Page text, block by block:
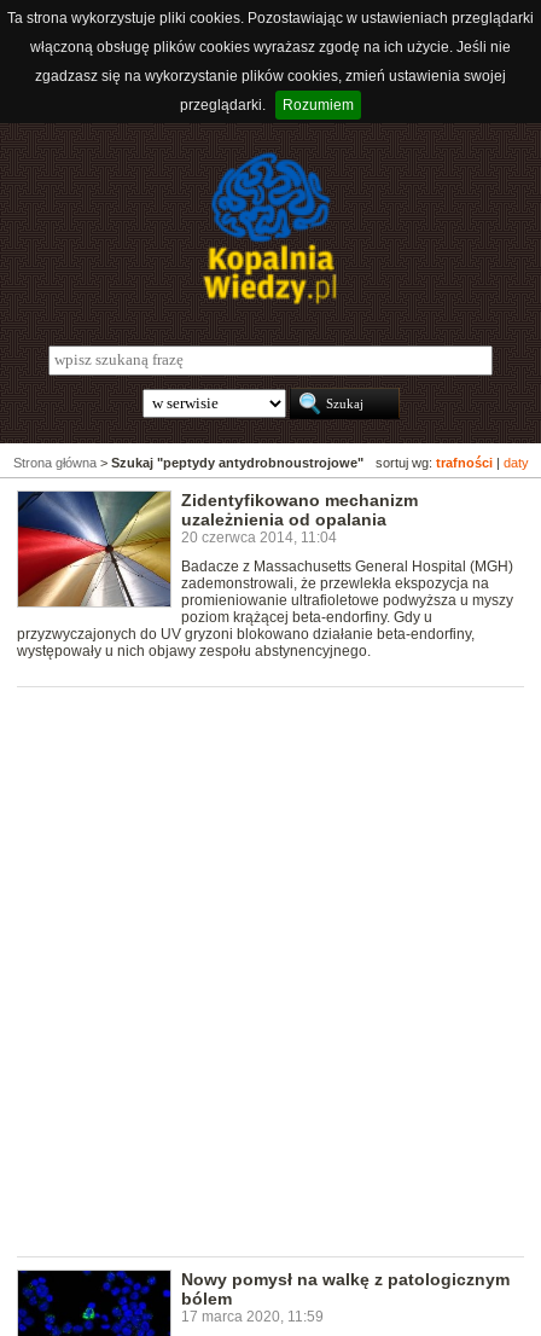
Ta strona wykorzystuje pliki cookies. Pozostawiając w ustawieniach przeglądarki
włączoną obsługę plików cookies wyrażasz zgodę na ich użycie. Jeśli nie
zgadzasz się na wykorzystanie plików cookies, zmień ustawienia swojej
przeglądarki.
Rozumiem
sortuj wg: trafności daty
Strona główna > Szukaj "peptydy antydrobnoustrojowe"
Zidentyfikowano mechanizm
uzależnienia od opalania
20 czerwca 2014, 11:04
Badacze z Massachusetts General Hospital (MGH)
zademonstrowali, że przewlekła ekspozycja na
promieniowanie ultrafioletowe podwyższa u myszy
poziom krążącej beta-endorfiny. Gdy u
przyzwyczajonych do UV gryzoni blokowano działanie beta-endorfiny,
występowały u nich objawy zespołu abstynencyjnego.
Nowy pomysł na walkę z patologicznym
bólem
17 marca 2020, 11:59